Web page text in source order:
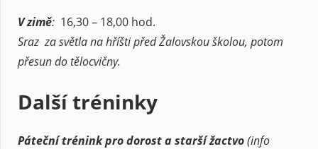
V zimě: 16,30 – 18,00 hod.
Sraz za světla na hříšti před Žalovskou školou, potom
přesun do tělocvičny.
Další tréninky
Páteční trénink pro dorost a starší žactvo(info